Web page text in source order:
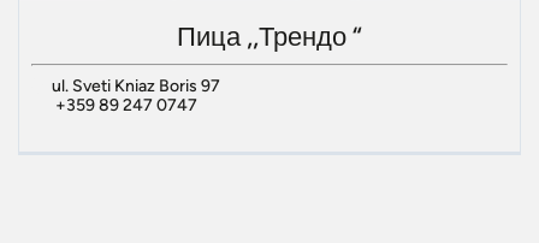
Пица ,,Трендо “
ul. Sveti Kniaz Boris 97
+359 89 247 0747